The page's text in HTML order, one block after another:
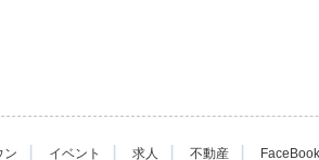
ン | イベント | 求人 | 不動産 |